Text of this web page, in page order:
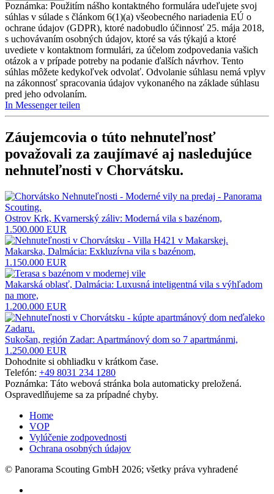
Poznámka: Použitím nášho kontaktného formulára udeľujete svoj
súhlas v súlade s článkom 6(1)(a) všeobecného nariadenia EÚ o
ochrane údajov (GDPR), ktoré nadobudlo účinnosť 25. mája 2018,
s uchovávaním osobných údajov, ktoré sa vás týkajú a ktoré
uvediete v kontaktnom formulári, za účelom zodpovedania vašich
otázok a v prípade potreby na podanie ďalších návrhov. Tento
súhlas môžete kedykoľvek odvolať. Odvolanie súhlasu nemá vplyv
na zákonnosť spracovania údajov vykonaného na základe súhlasu
pred jeho odvolaním.
In Messenger teilen
Záujemcovia o túto nehnuteľnosť
považovali za zaujímavé aj nasledujúce
nehnuteľnosti v Chorvátsku.
Ostrov Krk, Kvarnerský záliv: Moderná vila s bazénom,
1.500.000 EUR
Makarska, Dalmácia: Exkluzívna vila s bazénom,
1.150.000 EUR
Makarská oblasť, Dalmácia: Luxusná inteligentná vila s výhľadom
na more,
1.200.000 EUR
Sukošan, región Zadar: Apartmánový dom so 7 apartmánmi,
1.250.000 EUR
Dohodnite si obhliadku v krátkom čase.
Telefón: +49 8031 234 1280
Poznámka: Táto webová stránka bola automaticky preložená.
Ospravedlňujeme sa za prípadné chyby.
Home
VOP
Vylúčenie zodpovednosti
Ochrana osobných údajov
© Panorama Scouting GmbH 2026; všetky práva vyhradené